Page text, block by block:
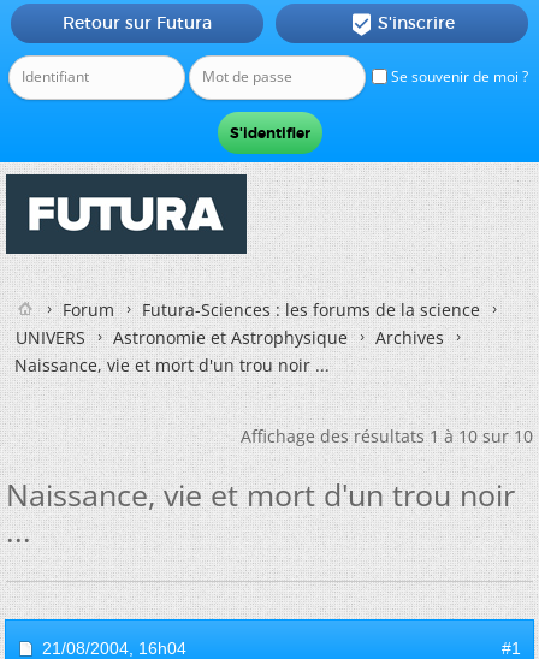
Se souvenir de moi ?
Retour sur Futura  S'inscrire
Forum
Futura-Sciences : les forums de la science
UNIVERS
Astronomie et Astrophysique
Archives
Naissance, vie et mort d'un trou noir ...
Affichage des résultats 1 à 10 sur 10
Naissance, vie et mort d'un trou noir
...
21/08/2004, 16h04 #1